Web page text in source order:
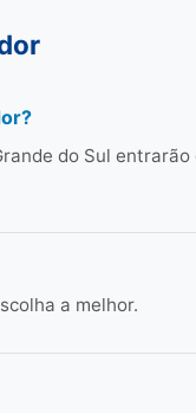
do Sul
a melhor.